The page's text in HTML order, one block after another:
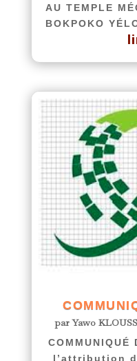
AU TEMPLE
BOKPOKO
parYawo
l’attribution